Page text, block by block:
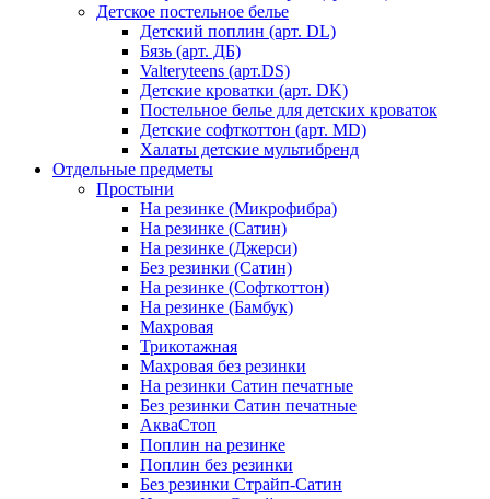
Детское постельное белье
Детский поплин (арт. DL)
Бязь (арт. ДБ)
Valteryteens (арт.DS)
Детские кроватки (арт. DK)
Постельное белье для детских кроваток
Детские софткоттон (арт. MD)
Халаты детские мультибренд
Отдельные предметы
Простыни
На резинке (Микрофибра)
На резинке (Сатин)
На резинке (Джерси)
Без резинки (Сатин)
На резинке (Софткоттон)
На резинке (Бамбук)
Махровая
Трикотажная
Махровая без резинки
На резинки Сатин печатные
Без резинки Сатин печатные
АкваСтоп
Поплин на резинке
Поплин без резинки
Без резинки Страйп-Сатин